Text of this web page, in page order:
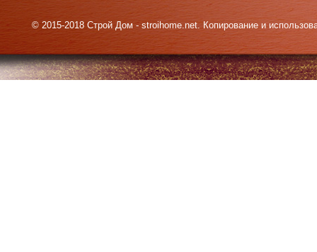
© 2015-2018 Строй Дом - stroihome.net. Копирование и